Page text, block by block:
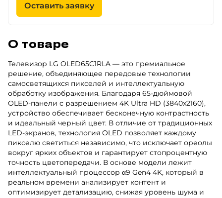
Оставить заявку
О товаре
Телевизор LG OLED65C1RLA — это премиальное
решение, объединяющее передовые технологии
самосветящихся пикселей и интеллектуальную
обработку изображения. Благодаря 65-дюймовой
OLED-панели с разрешением 4K Ultra HD (3840x2160),
устройство обеспечивает бесконечную контрастность
и идеальный черный цвет. В отличие от традиционных
LED-экранов, технология OLED позволяет каждому
пикселю светиться независимо, что исключает ореолы
вокруг ярких объектов и гарантирует стопроцентную
точность цветопередачи. В основе модели лежит
интеллектуальный процессор α9 Gen4 4K, который в
реальном времени анализирует контент и
оптимизирует детализацию, снижая уровень шума и